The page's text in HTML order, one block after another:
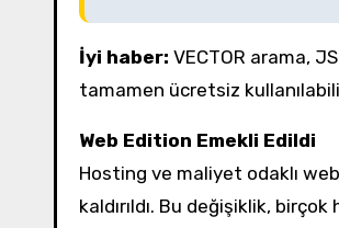
İyi haber: VECTOR arama,
tamamen ücretsiz
Web Edition Emekli Edildi
Hosting ve maliyet odaklı
kaldırıldı. Bu değişiklik,